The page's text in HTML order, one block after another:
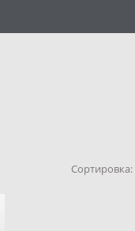
Сортировка: